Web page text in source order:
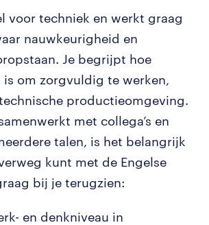
voor techniek en werkt graag
nauwkeurigheid en
Je begrijpt hoe
is om zorgvuldig te werken,
productieomgeving.
met collega’s en
talen, is het belangrijk
kunt met de Engelse
bij je terugzien:
en denkniveau in